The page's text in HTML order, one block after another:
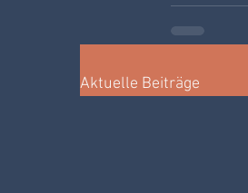
Aktuelle Beiträge